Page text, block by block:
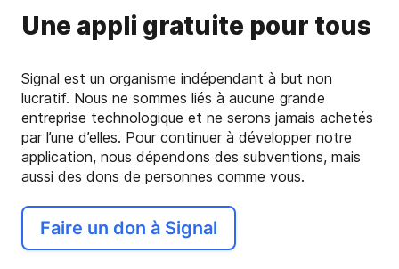
Une appli gratuite pour tous
Signal est un organisme indépendant à but non
lucratif. Nous ne sommes liés à aucune grande
entreprise technologique et ne serons jamais achetés
par l’une d’elles. Pour continuer à développer notre
application, nous dépendons des subventions, mais
aussi des dons de personnes comme vous.
Faire un don à Signal